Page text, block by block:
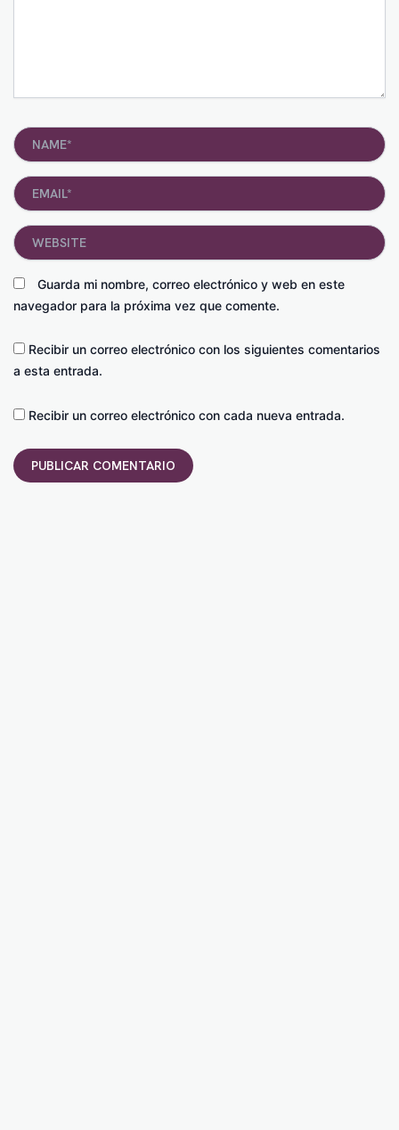
Name*
Email*
Guarda mi nombre, correo electrónico y web en este
navegador para la próxima vez que comente.
Website
Recibir un correo electrónico con los siguientes comentarios
a esta entrada.
Recibir un correo electrónico con cada nueva entrada.